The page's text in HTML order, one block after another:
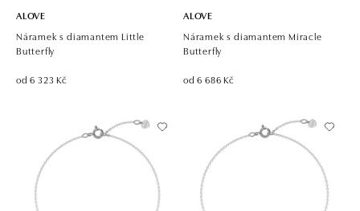
ALOVE
Náramek s diamantem Little
Butterfly
od 6 323 Kč
ALOVE
Náramek s diamantem Miracle
Butterfly
od 6 686 Kč